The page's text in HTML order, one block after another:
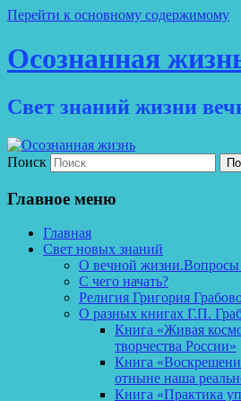
Перейти к основному содержимому
Осознанная
Свет знаний жизни
Поиск
Главное меню
Главная
Свет новых знаний
О вечной жизни.Вопросы
С чего начать?
Религия Григория
О разных книгах Г.П.
Книга «Живая
творчества России»
Книга
отныне наша
Книга «Практика